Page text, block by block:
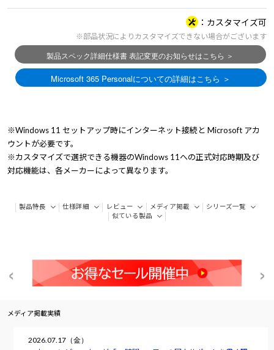
カスタマイズ可
※部品状況によりカスタマイズできない場合がございます
※Windows 11 セットアップ時にインターネット接続と Microsoft アカ
ウントが必要です。
※カスタマイズで選択できる機器のWindows 11への正式対応時期及び
対応機能は、各メーカーによって異なります。
製品特長 仕様詳細 レビュー メディア掲載
シリーズ一覧
似ている製品
メディア掲載実績
2026.07.17（金）